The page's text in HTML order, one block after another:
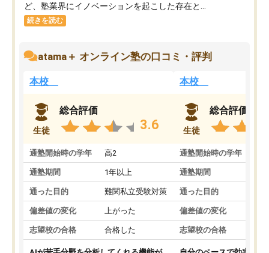
ど、塾業界にイノベーションを起こした存在と...
続きを読む
atama＋ オンライン塾の口コミ・評判
本校
生徒
総合評価
3.6
通塾開始時の学年 高2
通塾期間 1年以上
通った目的 難関私立受験対策
偏差値の変化 上がった
志望校の合格 合格した
本校
生徒
総合評価
通塾開始時の学年
通塾期間
通った目的
偏差値の変化
志望校の合格